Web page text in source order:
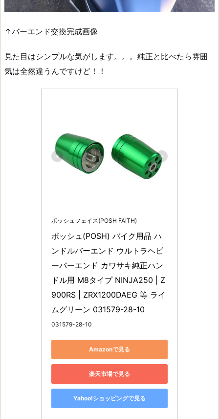
↑バーエンド交換完成画像
見た目はシンプルな気がします。。。純正と比べたら雰囲
気は全然違うんですけど！！
ポッシュフェイス(POSH FAITH)
ポッシュ(POSH) バイク用品 ハ
ンドルバーエンド ウルトラヘビ
ーバーエンド カワサキ純正ハン
ドル用 M8タイプ NINJA250 | Z
900RS | ZRX1200DAEG 等 ライ
ムグリーン 031579-28-10
031579-28-10
Amazonで見る
楽天市場で見る
Yahoo!ショッピングで見る